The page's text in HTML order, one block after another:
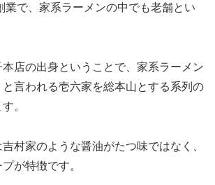
業で、家系ラーメンの中でも老舗とい
店の出身ということで、家系ラーメン
言われる壱六家を総本山とする系列の
。
村家のような醤油がたつ味ではなく、
が特徴です。